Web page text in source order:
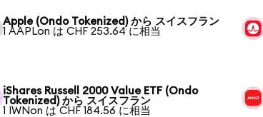
Apple (Ondo Tokenized) から スイスフラン
1 AAPLon は CHF 253.64 に相当
iShares Russell 2000 Value ETF (Ondo
Tokenized) から スイスフラン
1 IWNon は CHF 184.56 に相当